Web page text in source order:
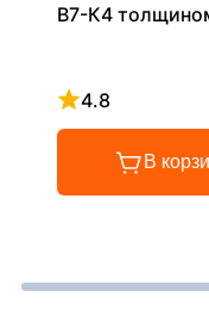
В7-К4
4.8
Рейтинг 4.8 из 5
В